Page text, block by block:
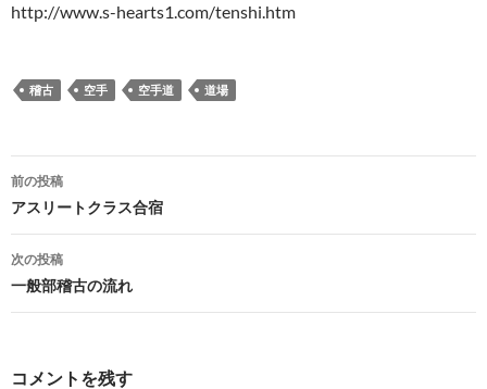
http://www.s-hearts1.com/tenshi.htm
稽古 空手 空手道 道場
投
稿
ナ
ビ
ゲ
前の投稿
アスリートクラス合宿
次の投稿
一般部稽古の流れ
コメントを残す